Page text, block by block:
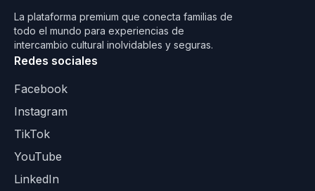
La plataforma premium que conecta familias de
todo el mundo para experiencias de
intercambio cultural inolvidables y seguras.
Redes sociales
Facebook
Instagram
TikTok
YouTube
LinkedIn